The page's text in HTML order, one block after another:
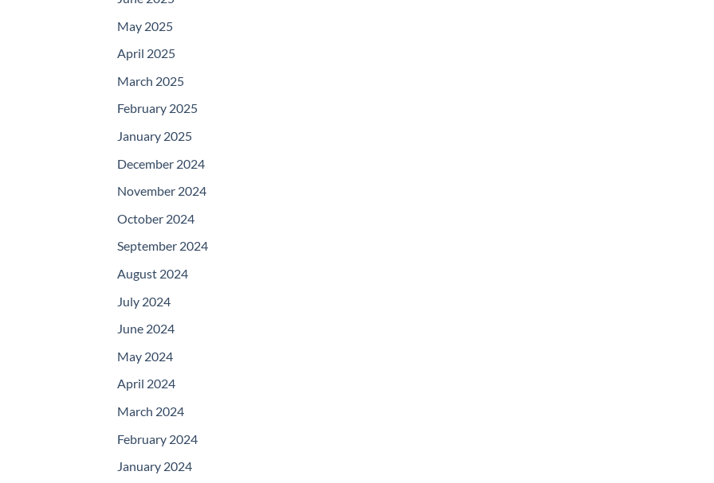
May 2025
April 2025
March 2025
February 2025
January 2025
December 2024
November 2024
October 2024
September 2024
August 2024
July 2024
June 2024
May 2024
April 2024
March 2024
February 2024
January 2024